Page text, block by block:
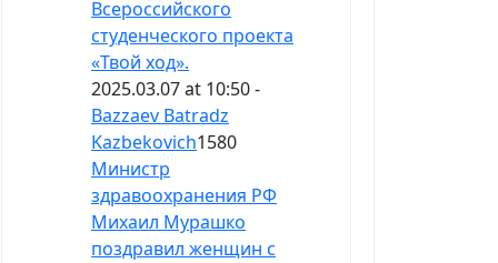
Всероссийского
студенческого проекта
«Твой ход».
2025.03.07 at 10:50 -
Bazzaev Batradz
Kazbekovich1580
Министр
здравоохранения РФ
Михаил Мурашко
поздравил женщин с